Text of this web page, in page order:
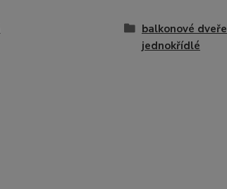
balkonové dveře
jednokřídlé